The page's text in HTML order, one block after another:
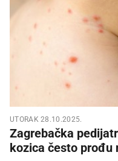
UTORAK 28.10.2025.
Zagrebačka
kozica često prođu